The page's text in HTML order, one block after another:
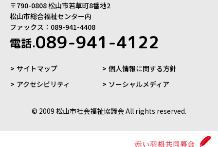
〒790-0808 松山市若草町8番地2
松山市総合福祉センター内
ファックス：089-941-4408
電話.089-941-4122
サイトマップ
個人情報に関する方針
アクセシビリティ
ソーシャルメディア
© 2009 松山市社会福祉協議会 All rights reserved.